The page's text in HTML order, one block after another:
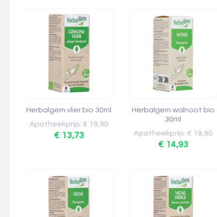
Herbalgem vlier bio 30ml
Apotheekprijs: € 19,90
€ 13,73
Herbalgem walnoot bio
30ml
Apotheekprijs: € 19,90
€ 14,93